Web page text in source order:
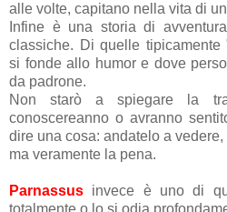
alle volte, capitano nella vita di
Infine è una storia di
classiche. Di quelle
si fonde allo humor e dove
da padrone.
Non starò a spiegare la
conoscereanno o avranno
dire una cosa: andatelo a
ma veramente la pena.
Parnassus invece è uno di